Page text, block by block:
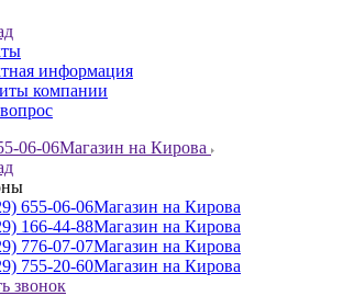
информация
компании
06-06Магазин на Кирова
655-06-06Магазин на Кирова
166-44-88Магазин на Кирова
776-07-07Магазин на Кирова
755-20-60Магазин на Кирова
звонок